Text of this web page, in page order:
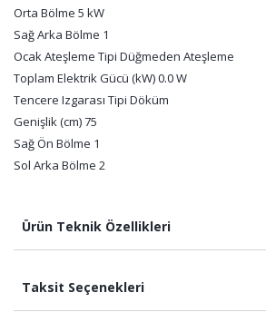
Orta Bölme 5 kW
Sağ Arka Bölme 1
Ocak Ateşleme Tipi Düğmeden Ateşleme
Toplam Elektrik Gücü (kW) 0.0 W
Tencere Izgarası Tipi Döküm
Genişlik (cm) 75
Sağ Ön Bölme 1
Sol Arka Bölme 2
Ürün Teknik Özellikleri
Taksit Seçenekleri